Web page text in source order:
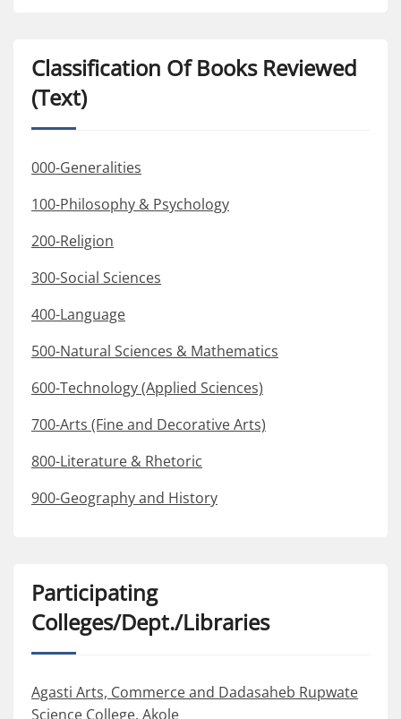
Classification Of Books Reviewed
(Text)
000-Generalities
100-Philosophy & Psychology
200-Religion
300-Social Sciences
400-Language
500-Natural Sciences & Mathematics
600-Technology (Applied Sciences)
700-Arts (Fine and Decorative Arts)
800-Literature & Rhetoric
900-Geography and History
Participating
Colleges/Dept./Libraries
Agasti Arts, Commerce and Dadasaheb Rupwate
Science College, Akole